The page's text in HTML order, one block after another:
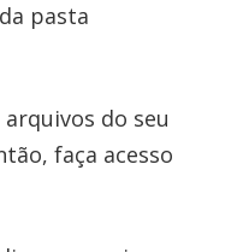
pasta
do seu
faça acesso